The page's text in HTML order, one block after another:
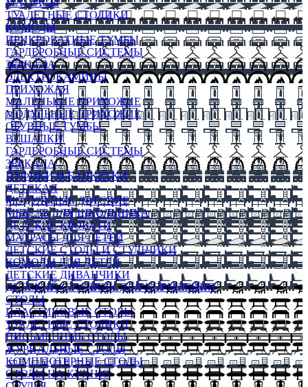
МАТРАСЫ
ТУАЛЕТНЫЕ СТОЛИКИ
КОМОДЫ
ПРИКРОВАТНЫЕ ТУМБЫ
ГАРДЕРОБНЫЕ СИСТЕМЫ
ЗЕРКАЛА
ЭЛЕКТРОКАМИНЫ
ПРИХОЖАЯ
МАЛЕНЬКИЕ ПРИХОЖИЕ
МОДУЛЬНЫЕ ПРИХОЖИЕ
ОБУВНЫЕ ТУМБЫ
ВЕШАЛКИ
ГАРДЕРОБНЫЕ СИСТЕМЫ
ЗЕРКАЛА
ПУФИКИ И БАНКЕТКИ
ДЕТСКАЯ
МОДУЛЬНЫЕ ДЕТСКИЕ
МЕБЕЛЬ ДЛЯ ШКОЛЬНИКА
ДЕТСКИЕ КРОВАТИ
МАТРАСЫ ДЛЯ ДЕТЕЙ
ДЕТСКИЕ СТОЛЫ И СТУЛЬЧИКИ
КОМОДЫ ДЛЯ ДЕТЕЙ
ДЕТСКИЕ ДИВАНЧИКИ
ДЕТСКИЙ СТУЛЬЧИК ДЛЯ КОРМЛЕНИЯ
СТОЛЫ
ПЛАСТИКОВЫЕ СТОЛЫ
ТУАЛЕТНЫЕ СТОЛИКИ
ПИСЬМЕННЫЕ СТОЛЫ
ЖУРНАЛЬНЫЕ СТОЛЫ
КОМПЬЮТЕРНЫЕ СТОЛЫ
СТОЛЫ НА КУХНЮ